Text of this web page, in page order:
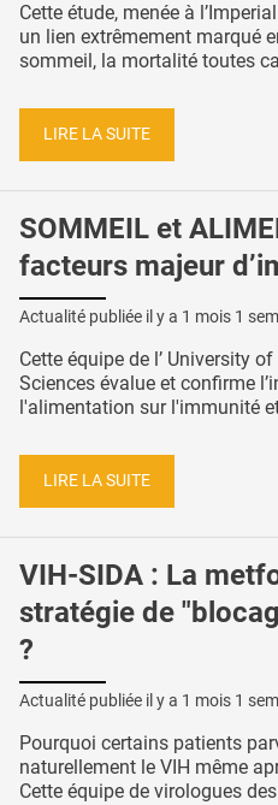
Cette étude, menée à
un lien extrêmement marqué
sommeil, la mortalité toutes
LIRE LA SUITE
SOMMEIL et
facteurs majeur
Actualité publiée il y a 1 mois 1
Cette équipe de l’ University
Sciences évalue et confirme
l'alimentation sur l'immunité
LIRE LA SUITE
VIH-SIDA : La
stratégie de
?
Actualité publiée il y a 1 mois 1
Pourquoi certains patients
naturellement le VIH même
Cette équipe de virologues